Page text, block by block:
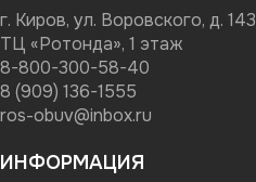
г. Киров, ул. Воровского, д. 143
ТЦ «Ротонда», 1 этаж
8-800-300-58-40
8 (909) 136-1555
ros-obuv@inbox.ru
ИНФОРМАЦИЯ